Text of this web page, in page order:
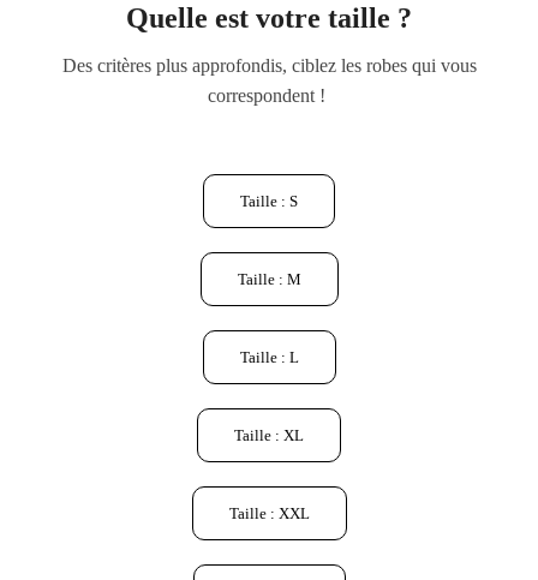
Quelle est votre taille ?
Des critères plus approfondis, ciblez les robes qui vous
correspondent !
Taille : S
Taille : M
Taille : L
Taille : XL
Taille : XXL